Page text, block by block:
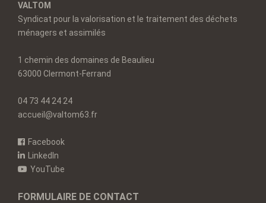
VALTOM
Syndicat pour la valorisation et le traitement des déchets
ménagers et assimilés
1 chemin des domaines de Beaulieu
63000 Clermont-Ferrand
04 73 44 24 24
accueil@valtom63.fr
Facebook
LinkedIn
YouTube
FORMULAIRE DE CONTACT